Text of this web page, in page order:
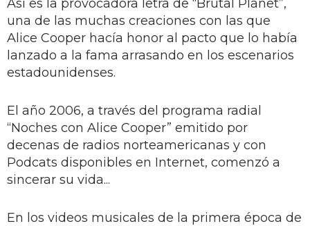
Así es la provocadora letra de “Brutal Planet”,
una de las muchas creaciones con las que
Alice Cooper hacía honor al pacto que lo había
lanzado a la fama arrasando en los escenarios
estadounidenses.
El año 2006, a través del programa radial
“Noches con Alice Cooper” emitido por
decenas de radios norteamericanas y con
Podcats disponibles en Internet, comenzó a
sincerar su vida...
En los videos musicales de la primera época de